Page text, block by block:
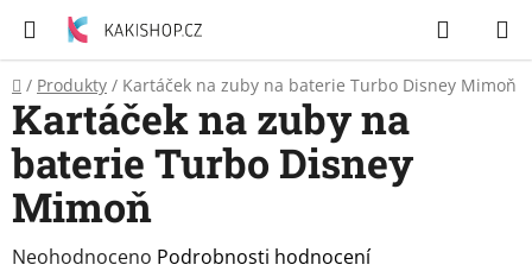
obsah
Hledat
Zubní
pasty
Péče
o
tělo
Domů
/ Produkty / Kartáček na zuby na baterie Turbo Disney Mimoň
Kartáček na zuby na
baterie Turbo Disney
Mimoň
Průměrné
Neohodnoceno Podrobnosti hodnocení